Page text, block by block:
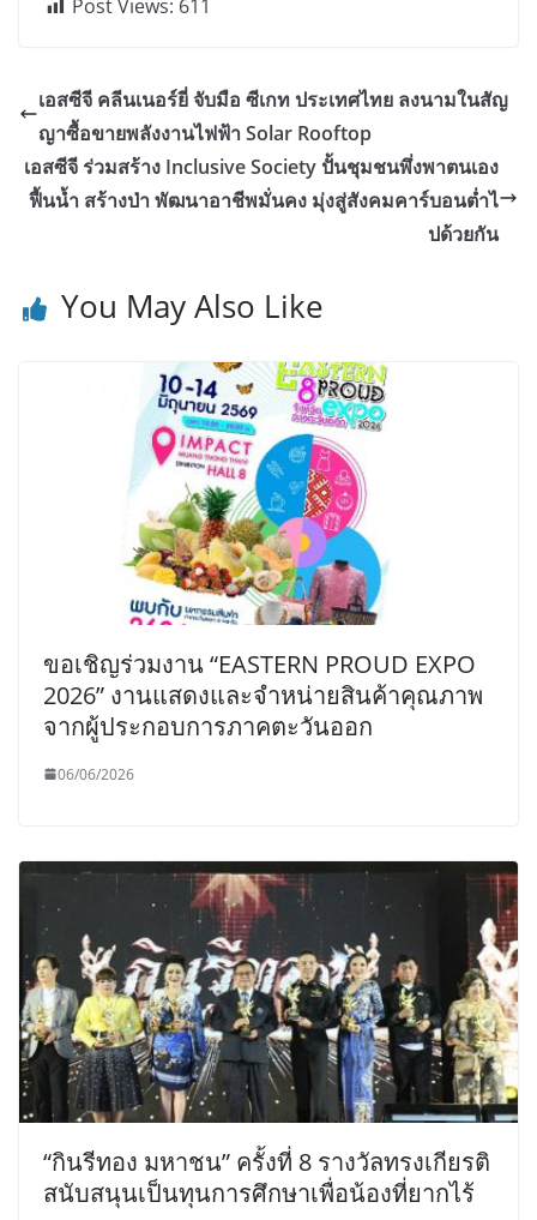
Post Views: 611
เอสซีจี คลีนเนอร์ยี่ จับมือ ซีเกท ประเทศไทย ลงนามในสัญ
ญาซื้อขายพลังงานไฟฟ้า Solar Rooftop
เอสซีจี ร่วมสร้าง Inclusive Society ปั้นชุมชนพึ่งพาตนเอง
ฟื้นน้ำ สร้างป่า พัฒนาอาชีพมั่นคง มุ่งสู่สังคมคาร์บอนต่ำไ
ปด้วยกัน
You May Also Like
ขอเชิญร่วมงาน “EASTERN PROUD EXPO
2026” งานแสดงและจำหน่ายสินค้าคุณภาพ
จากผู้ประกอบการภาคตะวันออก
06/06/2026
“กินรีทอง มหาชน” ครั้งที่ 8 รางวัลทรงเกียรติ
สนับสนุนเป็นทุนการศึกษาเพื่อน้องที่ยากไร้